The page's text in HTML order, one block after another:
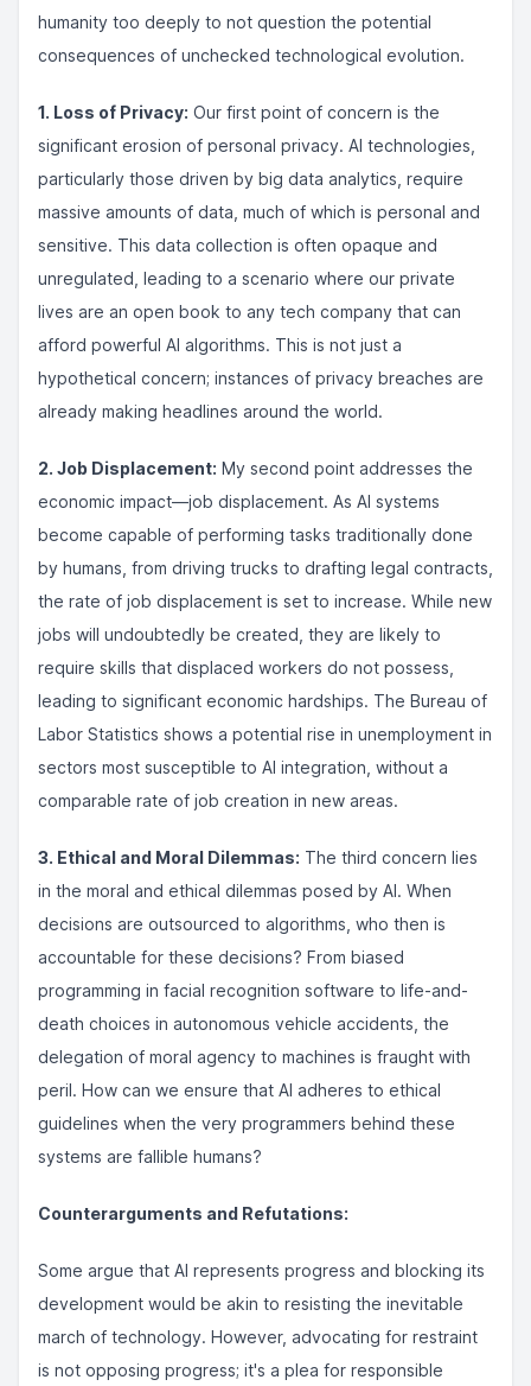
humanity too deeply to not question the potential
consequences of unchecked technological evolution.
1. Loss of Privacy: Our first point of concern is the
significant erosion of personal privacy. AI technologies,
particularly those driven by big data analytics, require
massive amounts of data, much of which is personal and
sensitive. This data collection is often opaque and
unregulated, leading to a scenario where our private
lives are an open book to any tech company that can
afford powerful AI algorithms. This is not just a
hypothetical concern; instances of privacy breaches are
already making headlines around the world.
2. Job Displacement: My second point addresses the
economic impact—job displacement. As AI systems
become capable of performing tasks traditionally done
by humans, from driving trucks to drafting legal contracts,
the rate of job displacement is set to increase. While new
jobs will undoubtedly be created, they are likely to
require skills that displaced workers do not possess,
leading to significant economic hardships. The Bureau of
Labor Statistics shows a potential rise in unemployment in
sectors most susceptible to AI integration, without a
comparable rate of job creation in new areas.
3. Ethical and Moral Dilemmas: The third concern lies
in the moral and ethical dilemmas posed by AI. When
decisions are outsourced to algorithms, who then is
accountable for these decisions? From biased
programming in facial recognition software to life-and-
death choices in autonomous vehicle accidents, the
delegation of moral agency to machines is fraught with
peril. How can we ensure that AI adheres to ethical
guidelines when the very programmers behind these
systems are fallible humans?
Counterarguments and Refutations:
Some argue that AI represents progress and blocking its
development would be akin to resisting the inevitable
march of technology. However, advocating for restraint
is not opposing progress; it's a plea for responsible